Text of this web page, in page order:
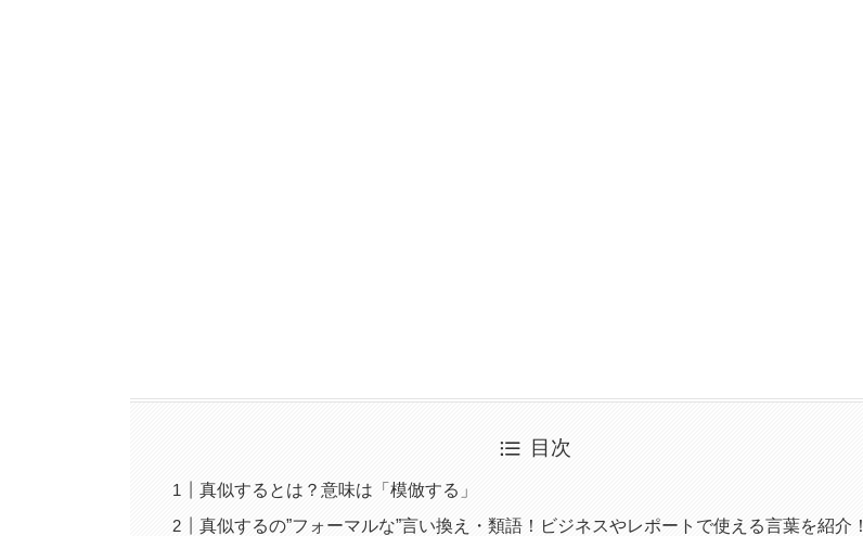
目次
真似するとは？意味は「模倣する」
真似するの”フォーマルな”言い換え・類語！ビジネスやレポートで使える言葉を紹介！